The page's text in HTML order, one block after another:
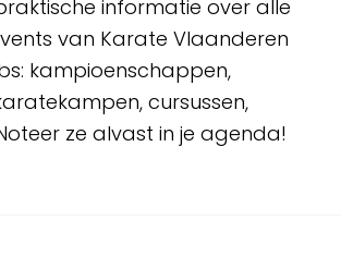
informatie over alle
van Karate Vlaanderen
kampioenschappen,
cursussen,
ze alvast in je agenda!